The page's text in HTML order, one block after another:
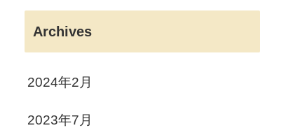
Archives
2024年2月
2023年7月